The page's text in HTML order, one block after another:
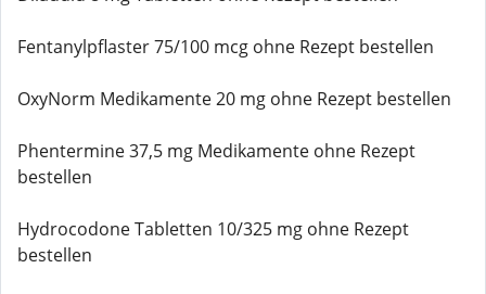
Fentanylpflaster 75/100 mcg ohne Rezept bestellen
OxyNorm Medikamente 20 mg ohne Rezept bestellen
Phentermine 37,5 mg Medikamente ohne Rezept
bestellen
Hydrocodone Tabletten 10/325 mg ohne Rezept
bestellen